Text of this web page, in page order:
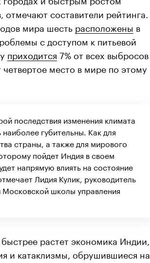
составители рейтинга.
мира шесть расположены в
с доступом к питьевой
приходится 7% от всех выбросов
место в мире по этому
последствия изменения климата
губительны. Как для
страны, а также для мирового
пойдет Индия в своем
напрямую влиять на состояние
Лидия Кулик, руководитель
школы управления
растет экономика Индии,
и катаклизмы, обрушившиеся на